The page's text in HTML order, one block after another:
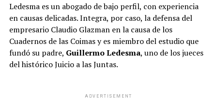
Ledesma es un abogado de bajo perfil, con experiencia
en causas delicadas. Integra, por caso, la defensa del
empresario Claudio Glazman en la causa de los
Cuadernos de las Coimas y es miembro del estudio que
fundó su padre, Guillermo Ledesma, uno de los jueces
del histórico Juicio a las Juntas.
ADVERTISEMENT